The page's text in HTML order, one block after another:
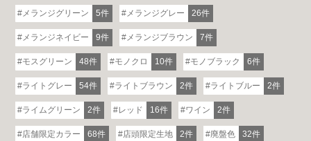
メランジグリーン 5件 メランジグレー 26件
メランジネイビー 9件 メランジブラウン 7件
モスグリーン 48件 モノクロ 10件 モノブラック 6件
ライトグレー 54件 ライトブラウン 2件 ライトブルー 2件
ライムグリーン 2件 レッド 16件 ワイン 2件
店舗限定カラー 68件 店頭限定生地 2件 廃盤色 32件